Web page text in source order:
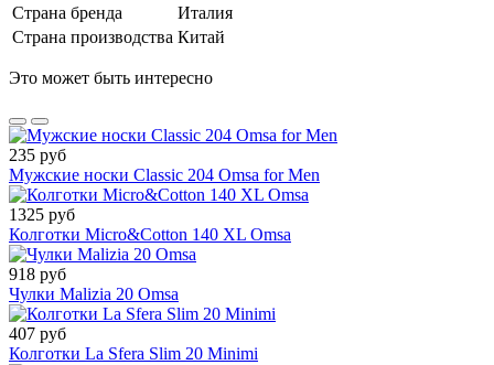
Страна бренда
Италия
Страна производства Китай
Это может быть интересно
235 руб
Мужские носки Classic 204 Omsa for Men
1325 руб
Колготки Micro&Cotton 140 XL Omsa
918 руб
Чулки Malizia 20 Omsa
407 руб
Колготки La Sfera Slim 20 Minimi